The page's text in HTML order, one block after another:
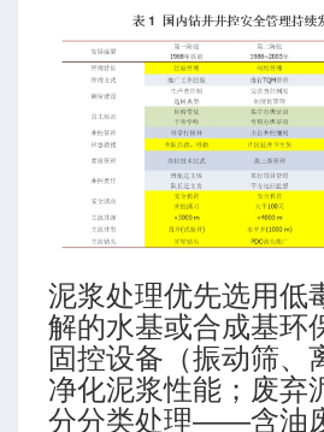
泥浆处理优先选用低
解的水基或合成基环
固控设备（振动筛、
净化泥浆性能；废弃
分分类处理——含油